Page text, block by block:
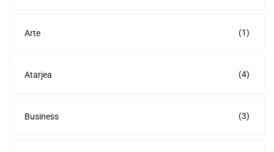
Arte (1)
Atarjea (4)
Business (3)